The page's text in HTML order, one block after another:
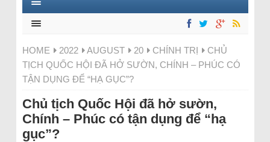
HOME 2022 AUGUST 20 CHÍNH TRỊ
CHỦ
TỊCH QUỐC HỘI ĐÃ HỞ SƯỜN, CHÍNH – PHÚC CÓ
TẬN DỤNG ĐỂ “HẠ GỤC”?
Chủ tịch Quốc Hội đã hở sườn,
Chính – Phúc có tận dụng để “hạ
gục”?